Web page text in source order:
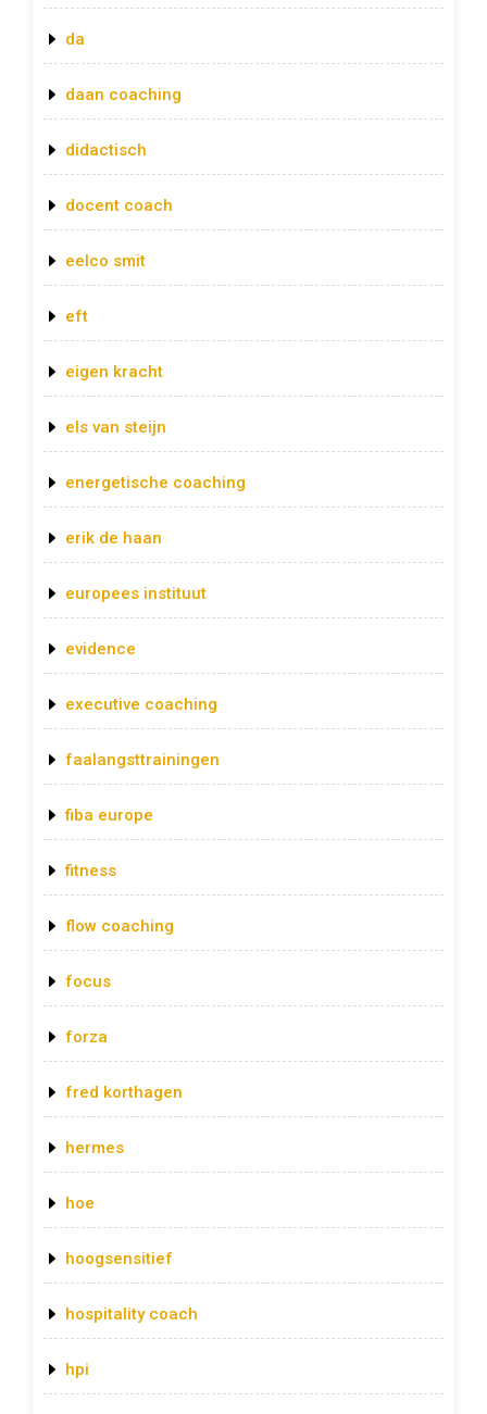
da
daan coaching
didactisch
docent coach
eelco smit
eft
eigen kracht
els van steijn
energetische coaching
erik de haan
europees instituut
evidence
executive coaching
faalangsttrainingen
fiba europe
fitness
flow coaching
focus
forza
fred korthagen
hermes
hoe
hoogsensitief
hospitality coach
hpi